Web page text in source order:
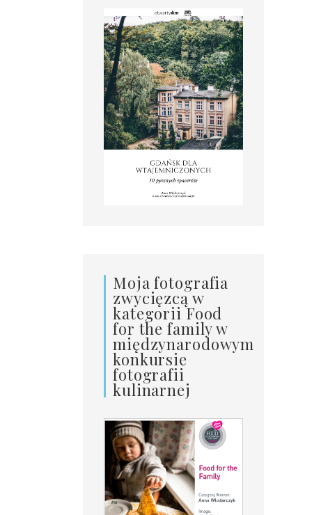
Moja fotografia
zwycięzcą w
kategorii Food
for the family w
międzynarodowym
konkursie
fotografii
kulinarnej